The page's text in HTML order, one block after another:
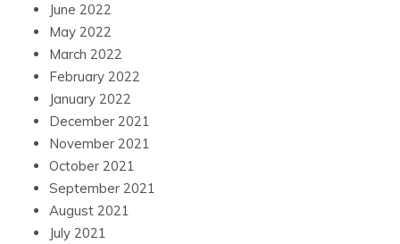
June 2022
May 2022
March 2022
February 2022
January 2022
December 2021
November 2021
October 2021
September 2021
August 2021
July 2021